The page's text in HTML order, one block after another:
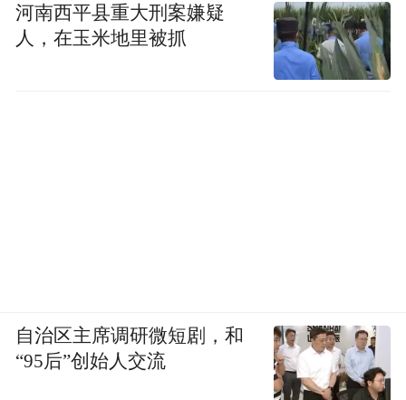
河南西平县重大刑案嫌疑
人，在玉米地里被抓
自治区主席调研微短剧，和
“95后”创始人交流